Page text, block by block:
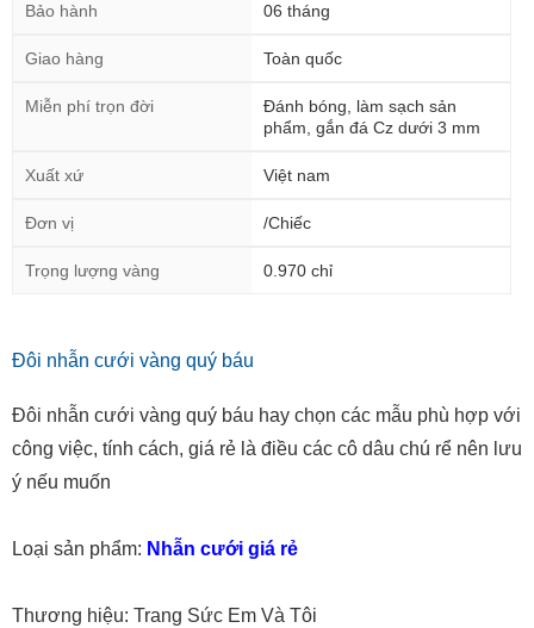
Bảo hành 06 tháng
Giao hàng Toàn quốc
Miễn phí trọn đời
Đánh bóng, làm sạch sản
phẩm, gắn đá Cz dưới 3 mm
Xuất xứ Việt nam
Đơn vị /Chiếc
Trọng lượng vàng 0.970 chỉ
Đôi nhẫn cưới vàng quý báu
Đôi nhẫn cưới vàng quý báu hay chọn các mẫu phù hợp với
công việc, tính cách, giá rẻ là điều các cô dâu chú rể nên lưu
ý nếu muốn
Loại sản phẩm: Nhẫn cưới giá rẻ
Thương hiệu: Trang Sức Em Và Tôi